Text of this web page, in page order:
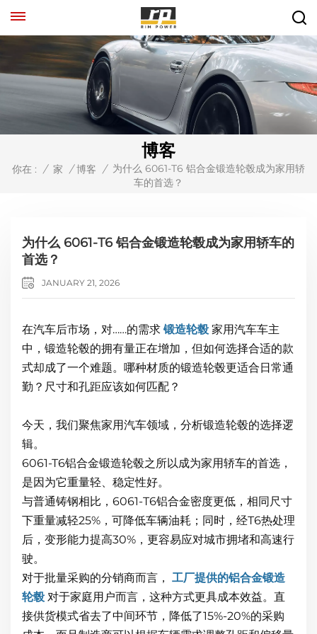
博客
你在 : / 家 / 博客 / 为什么 6061-T6 铝合金锻造轮毂成为家用轿
车的首选？
为什么 6061-T6 铝合金锻造轮毂成为家用轿车的
首选？
JANUARY 21, 2026
在汽车后市场，对……的需求 锻造轮毂 家用汽车车主
中，锻造轮毂的拥有量正在增加，但如何选择合适的款
式却成了一个难题。哪种材质的锻造轮毂更适合日常通
勤？尺寸和孔距应该如何匹配？
今天，我们聚焦家用汽车领域，分析锻造轮毂的选择逻
辑。
6061-T6铝合金锻造轮毂之所以成为家用轿车的首选，
是因为它重量轻、稳定性好。
与普通铸钢相比，6061-T6铝合金密度更低，相同尺寸
下重量减轻25%，可降低车辆油耗；同时，经T6热处理
后，变形能力提高30%，更容易应对城市拥堵和高速行
驶。
对于批量采购的分销商而言， 工厂提供的铝合金锻造
轮毂 对于家庭用户而言，这种方式更具成本效益。直
接供货模式省去了中间环节，降低了15%-20%的采购